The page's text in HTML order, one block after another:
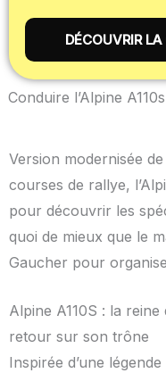
DÉCOUVRIR
Conduire l’Alpine
Version modernisée
courses de rallye,
pour découvrir les
quoi de mieux que le
Gaucher pour
Alpine A110S : la
retour sur son trône
Inspirée d’une